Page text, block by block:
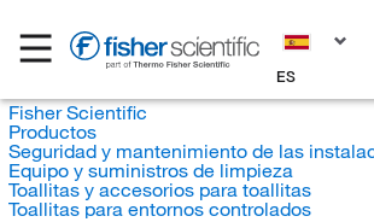
ES
Fisher Scientific
Productos
Seguridad y mantenimiento de las
Equipo y suministros de limpieza
Toallitas y accesorios para toallitas
Toallitas para entornos controlados